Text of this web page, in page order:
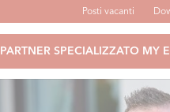
Posti vacanti
PARTNER SPECIALIZZATO MY